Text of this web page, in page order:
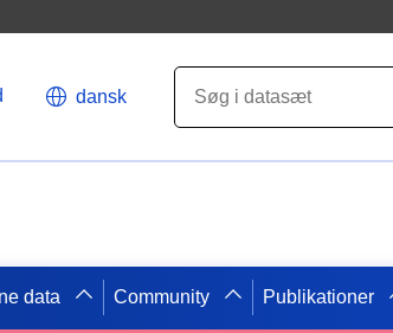
dansk
data Community Publikationer